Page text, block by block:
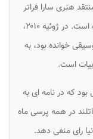
هنری سارا فراتر
زندگی می کند، که از سال ۲۰۰۰ با او در ارتباط بوده است. در ژوئیه ۲۰۱۰،
خوانده بود، به
است.
شخصیت عمومی بود که در نامه ای به
در همه پرسی ماه
رای منفی دهد.